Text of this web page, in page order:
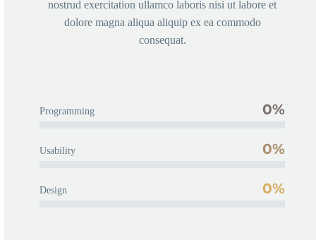
nostrud exer­ci­ta­ti­on ullam­co labo­ris nisi ut labo­re et
dolo­re magna ali­qua ali­quip ex ea com­mo­do
consequat.
Pro­gramming 0%
Usa­bi­li­ty 0%
Design 0%